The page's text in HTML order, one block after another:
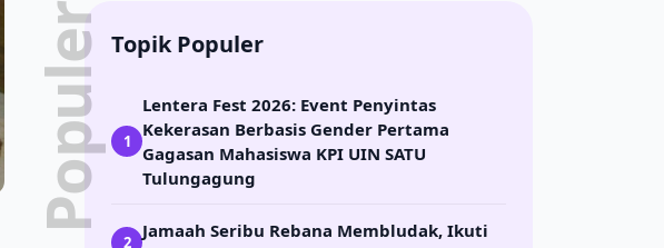
Topik Populer
1
Lentera Fest 2026: Event Penyintas
Kekerasan Berbasis Gender Pertama
Gagasan Mahasiswa KPI UIN SATU
Tulungagung
2
Jamaah Seribu Rebana Membludak, Ikuti